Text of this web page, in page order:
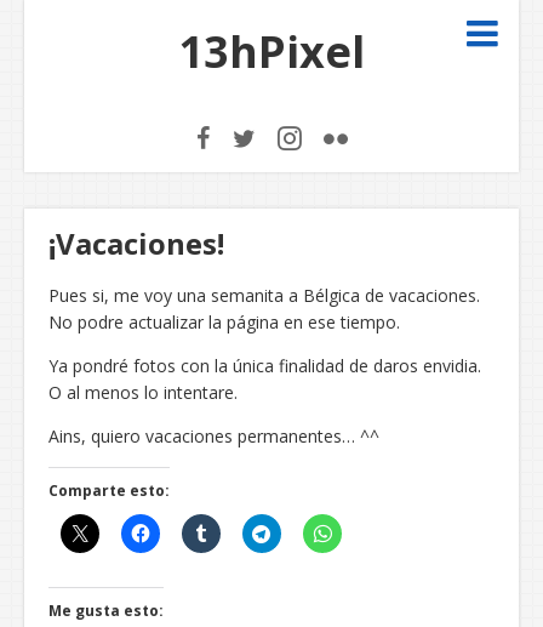
13hPixel
¡Vacaciones!
Pues si, me voy una semanita a Bélgica de vacaciones.
No podre actualizar la página en ese tiempo.
Ya pondré fotos con la única finalidad de daros envidia.
O al menos lo intentare.
Ains, quiero vacaciones permanentes… ^^
Comparte esto:
Me gusta esto: